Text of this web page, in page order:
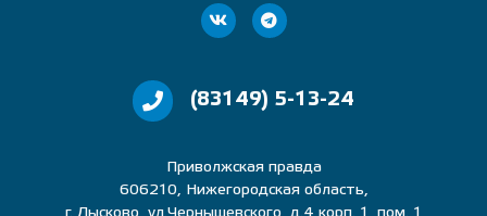
(83149) 5-13-24
Приволжская правда
606210, Нижегородская область,
г. Лысково, ул.Чернышевского, д.4 корп. 1, пом. 1